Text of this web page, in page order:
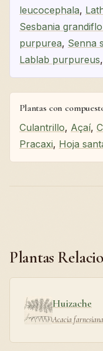
leucocephala,
Sesbania
purpurea, Senna
Lablab purpureus,
Plantas con
Culantrillo, Açaí,
Pracaxi, Hoja
Plantas
Huizache
Acacia farnesiana